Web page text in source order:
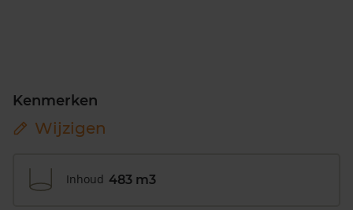
Kenmerken
Wijzigen
Inhoud 483 m3